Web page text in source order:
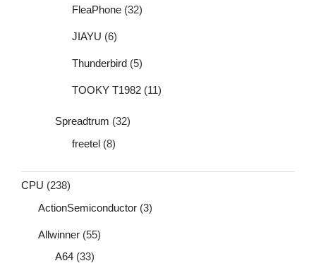
FleaPhone (32)
JIAYU (6)
Thunderbird (5)
TOOKY T1982 (11)
Spreadtrum (32)
freetel (8)
CPU (238)
ActionSemiconductor (3)
Allwinner (55)
A64 (33)